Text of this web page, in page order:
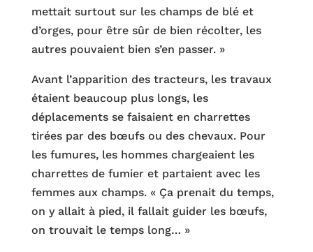
mettait surtout sur les champs de blé et
d’orges, pour être sûr de bien récolter, les
autres pouvaient bien s’en passer. »
Avant l’apparition des tracteurs, les travaux
étaient beaucoup plus longs, les
déplacements se faisaient en charrettes
tirées par des bœufs ou des chevaux. Pour
les fumures, les hommes chargeaient les
charrettes de fumier et partaient avec les
femmes aux champs. « Ça prenait du temps,
on y allait à pied, il fallait guider les bœufs,
on trouvait le temps long… »